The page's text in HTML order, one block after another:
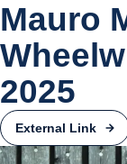
Mauro
2025
External Link